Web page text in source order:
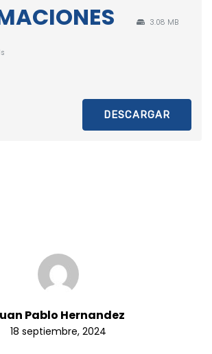
3.08 MB
DESCARGAR
Pablo Hernandez
18 septiembre, 2024